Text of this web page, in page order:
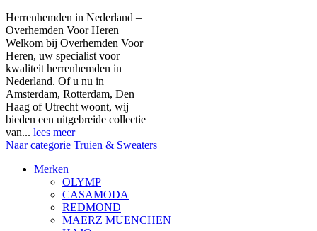
Herrenhemden in Nederland –
Overhemden Voor Heren
Welkom bij Overhemden Voor
Heren, uw specialist voor
kwaliteit herrenhemden in
Nederland. Of u nu in
Amsterdam, Rotterdam, Den
Haag of Utrecht woont, wij
bieden een uitgebreide collectie
van... lees meer
Naar categorie Truien & Sweaters
Merken
OLYMP
CASAMODA
REDMOND
MAERZ MUENCHEN